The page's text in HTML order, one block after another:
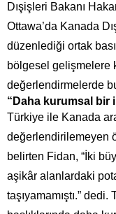
Dışişleri Bakanı
Ottawa’da Kanada
düzenlediği ortak
bölgesel gelişmelere
değerlendirmelerde
“Daha kurumsal bir
Türkiye ile Kanada
değerlendirilemeyen
belirten Fidan, “İki
aşikâr alanlardaki
taşıyamamıştı.”